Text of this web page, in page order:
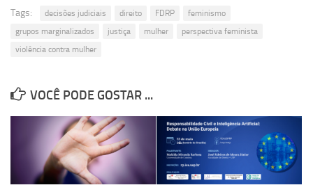
Tags: decisões judiciais direito FDRP
feminismo
grupos marginalizados
justiça mulher
perspectiva feminista
violência contra mulher
VOCÊ PODE GOSTAR ...